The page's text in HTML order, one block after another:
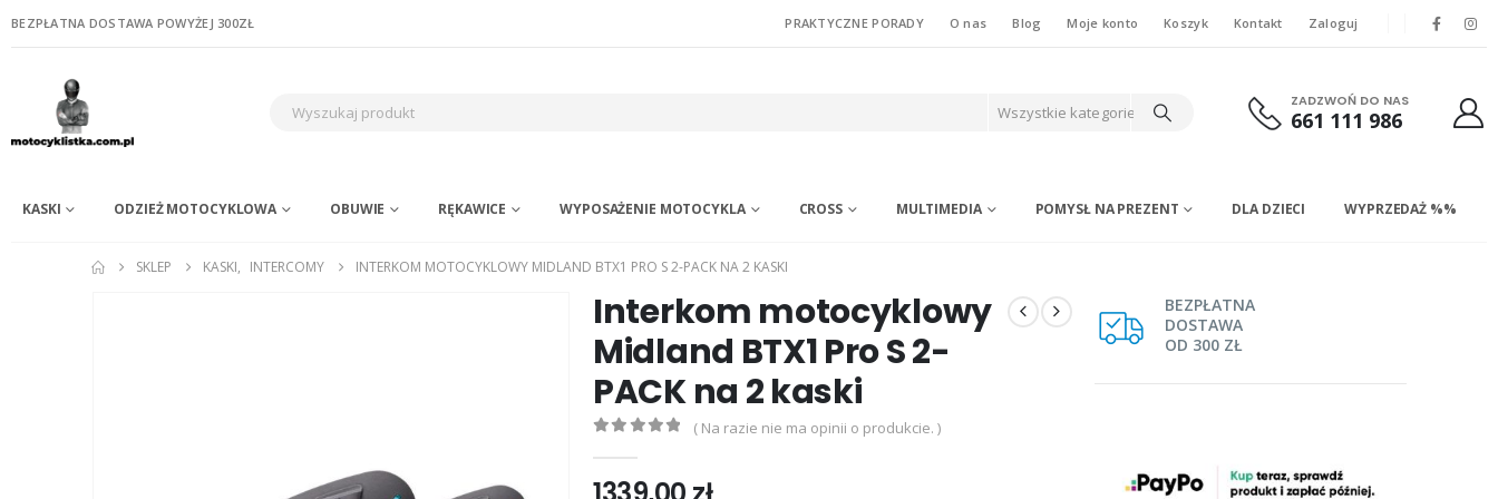
BEZPŁATNA DOSTAWA POWYŻEJ 300ZŁ PRAKTYCZNE PORADY O nas Blog Moje konto Koszyk Kontakt Zaloguj
Wszystkie kategorie
ZADZWOŃ DO NAS
661 111 986
KASKI ODZIEŻ MOTOCYKLOWA OBUWIE RĘKAWICE WYPOSAŻENIE MOTOCYKLA CROSS MULTIMEDIA POMYSŁ NA PREZENT DLA DZIECI WYPRZEDAŻ %%
SKLEP KASKI, INTERCOMY INTERKOM MOTOCYKLOWY MIDLAND BTX1 PRO S 2-PACK NA 2 KASKI
Interkom motocyklowy
Midland BTX1 Pro S 2-
PACK na 2 kaski
( Na razie nie ma opinii o produkcie. )
BEZPŁATNA
DOSTAWA
OD 300 ZŁ